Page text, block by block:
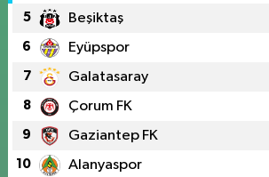
5 Beşiktaş
6 Eyüpspor
7 Galatasaray
8 Çorum FK
9 Gaziantep FK
10 Alanyaspor